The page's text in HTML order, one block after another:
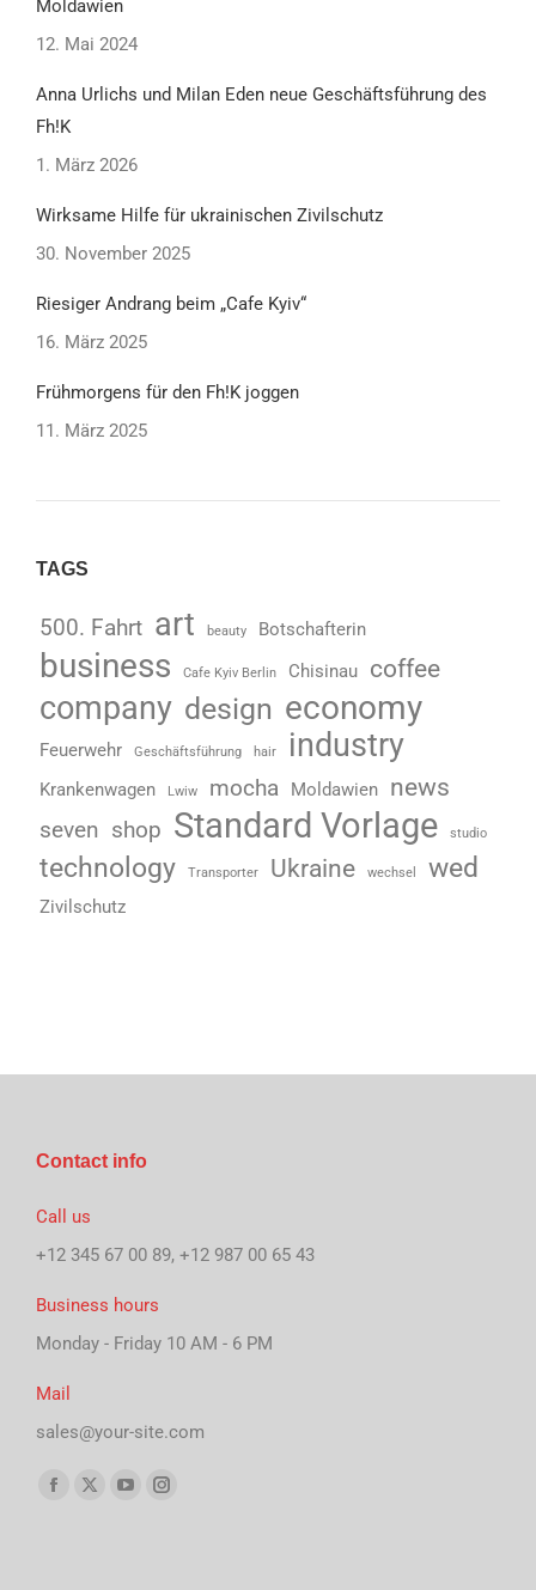
Moldawien
12. Mai 2024
Anna Urlichs und Milan Eden neue Geschäftsführung des
Fh!K
1. März 2026
Wirksame Hilfe für ukrainischen Zivilschutz
30. November 2025
Riesiger Andrang beim „Cafe Kyiv“
16. März 2025
Frühmorgens für den Fh!K joggen
11. März 2025
TAGS
500. Fahrt art beauty Botschafterin
business Cafe Kyiv Berlin Chisinau coffee
company design economy
Feuerwehr Geschäftsführung hair industry
Krankenwagen Lwiw mocha Moldawien news
seven shop Standard Vorlage studio
technology Transporter Ukraine wechsel wed
Zivilschutz
Contact info
Call us
+12 345 67 00 89, +12 987 00 65 43
Business hours
Monday - Friday 10 AM - 6 PM
Mail
sales@your-site.com
Finden Sie uns auf:
Facebook
X
YouTubeInstagram